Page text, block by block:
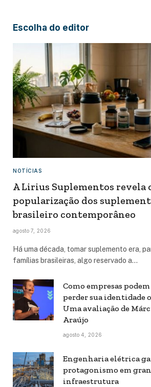
Escolha do editor
NOTÍCIAS
A Lirius Suplementos revela
popularização dos
brasileiro contemporâneo
agosto 7, 2026
Há uma década, tomar suplemento era,
famílias brasileiras, algo reservado a…
Como empresas
perder sua identidade
Uma avaliação de
Araújo
agosto 4, 2026
Engenharia elétrica
protagonismo em
infraestrutura